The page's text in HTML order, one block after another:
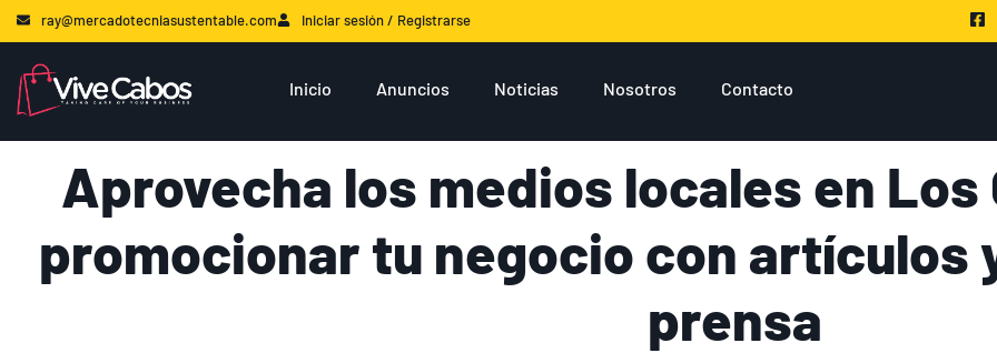
ray@mercadotecniasustentable.com Iniciar sesión / Registrarse
Inicio Anuncios Noticias Nosotros Contacto
Aprovecha los medios locales en Los
promocionar tu negocio con artículos
prensa